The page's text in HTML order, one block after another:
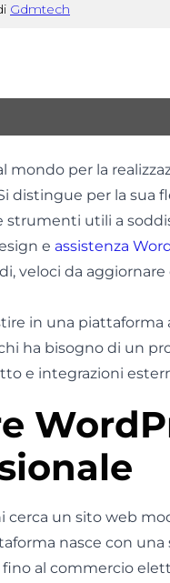
Gdmtech
mondo per la
distingue per la sua
utili a
e assistenza
veloci da
in una piattaforma
ha bisogno di un
e integrazioni
cerca un sito web
nasce con
al commercio